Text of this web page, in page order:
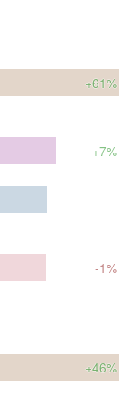
+61%
+7%
-1%
+46%